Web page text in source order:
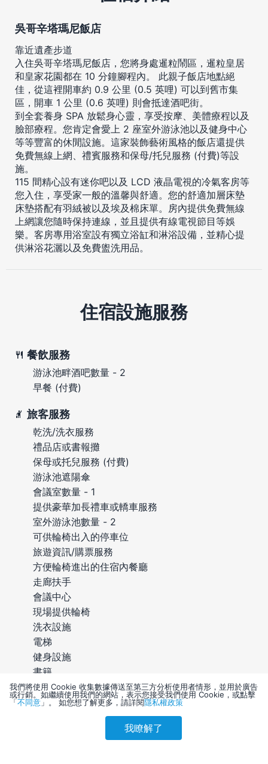
刷卡優惠 會員訂購
吳哥辛塔瑪尼飯店
靠近遺產步道
入住吳哥辛塔瑪尼飯店，您將身處暹粒鬧區，暹粒皇居
和皇家花園都在 10 分鐘腳程內。 此親子飯店地點絕
佳，從這裡開車約 0.9 公里 (0.5 英哩) 可以到舊市集
區，開車 1 公里 (0.6 英哩) 則會抵達酒吧街。
到全套養身 SPA 放鬆身心靈，享受按摩、美體療程以及
臉部療程。您肯定會愛上 2 座室外游泳池以及健身中心
等等豐富的休閒設施。這家裝飾藝術風格的飯店還提供
免費無線上網、禮賓服務和保母/托兒服務 (付費)等設
施。
115 間精心設有迷你吧以及 LCD 液晶電視的冷氣客房等
您入住，享受家一般的溫馨與舒適。您的舒適加層床墊
床墊搭配有羽絨被以及埃及棉床單。房內提供免費無線
上網讓您隨時保持連線，並且提供有線電視節目等娛
樂。客房專用浴室設有獨立浴缸和淋浴設備，並精心提
供淋浴花灑以及免費盥洗用品。
住宿設施服務
餐飲服務
游泳池畔酒吧數量 - 2
早餐 (付費)
旅客服務
乾洗/洗衣服務
禮品店或書報攤
保母或托兒服務 (付費)
游泳池遮陽傘
會議室數量 - 1
提供豪華加長禮車或轎車服務
室外游泳池數量 - 2
可供輪椅出入的停車位
旅遊資訊/購票服務
方便輪椅進出的住宿內餐廳
走廊扶手
會議中心
現場提供輪椅
洗衣設施
電梯
健身設施
書籍
無障礙通道 (可能有限制)
電影館
方便輪椅進出的禮賓部
我們將使用 Cookie 收集數據傳送至第三方分析使用者情形，並用於廣告
或行銷。如繼續使用我們的網站，表示您接受我們使用 Cookie，或點擊
「不同意 」。 如您想了解更多，請詳閱隱私權政策
我瞭解了